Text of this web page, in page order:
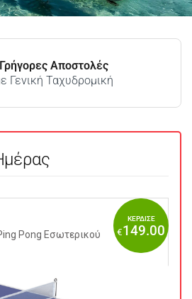
Γρήγορες Αποστολές
Γενική Ταχυδρομική
Pong Εσωτερικού
ΚΕΡΔΙΣΕ
€149.00